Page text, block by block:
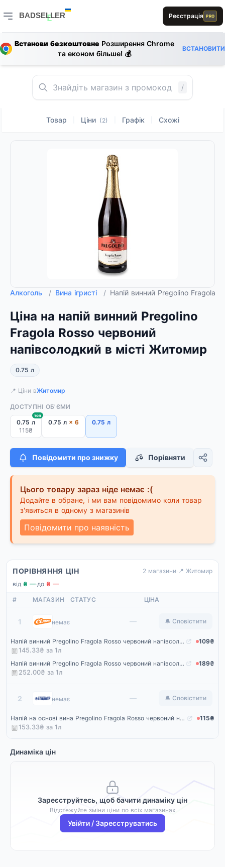
A
D
E
E
E
R
D
D B
0
L
BADSELLER
BADSELLER — порівняння цін і знижки
Реєстрація PRO
Встанови безкоштовне Розширення Chrome
та економ більше! 💰
ВСТАНОВИТИ
/
Товар Ціни (2) Графік Схожі
Алкоголь / Вина ігристі / Напій винний Pregolino Fragola
Ціна на напій винний Pregolino
Fragola Rosso червоний
напівсолодкий в місті Житомир
0.75 л
📍 Ціни вЖитомир
ДОСТУПНІ ОБ'ЄМИ
0.75 л
115₴
топ
0.75 л × 6 0.75 л
Повідомити про знижку Порівняти
Цього товару зараз ніде немає :(
Додайте в обране, і ми вам повідомимо коли товар
з'явиться в одному з магазинів
Повідомити про наявність
ПОРІВНЯННЯ ЦІН 2 магазини· 📍 Житомир
від ₴ —·до ₴ —
# МАГАЗИН СТАТУС ЦІНА
1 Сільпо
немає — 🔔 Сповістити
Напій винний Pregolino Fragola Rosso червоний напівсолодкий
109₴
145.33₴ за 1л
Напій винний Pregolino Fragola Rosso червоний напівсолодкий
189₴
252.00₴ за 1л
2 Епіцентр
немає — 🔔 Сповістити
Напій на основі вина Pregolino Fragola Rosso червоний напівсолодкий 5-8.5% 0,75 л
115₴
153.33₴ за 1л
Динаміка цін
Зареєструйтесь, щоб бачити динаміку цін
Відстежуйте зміни ціни по всіх магазинах
Увійти / Зареєструватись